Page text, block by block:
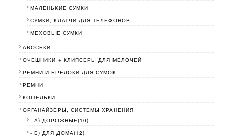
МАЛЕНЬКИЕ СУМКИ
СУМКИ, КЛАТЧИ ДЛЯ ТЕЛЕФОНОВ
МЕХОВЫЕ СУМКИ
АВОСЬКИ
ОЧЕШНИКИ + КЛИПСЕРЫ ДЛЯ МЕЛОЧЕЙ
РЕМНИ И БРЕЛОКИ ДЛЯ СУМОК
РЕМНИ
КОШЕЛЬКИ
ОРГАНАЙЗЕРЫ, СИСТЕМЫ ХРАНЕНИЯ
- А) ДОРОЖНЫЕ(10)
- Б) ДЛЯ ДОМА(12)